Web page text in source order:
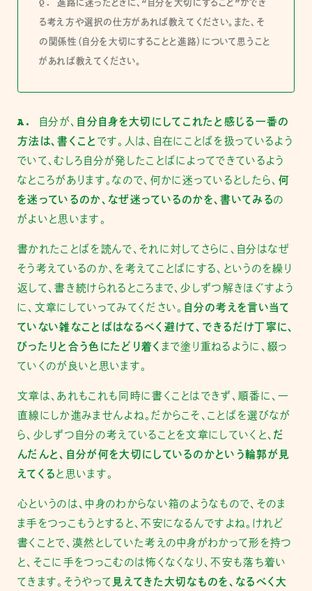
Q. 進路に迷ったときに、“自分を大切にすること”ができ
る考え方や選択の仕方があれば教えてください。また、そ
の関係性（自分を大切にすることと進路）について思うこと
があれば教えてください。
A. 自分が、 自分自身を大切にしてこれたと感じる一番の
方法は、書くことです。人は、自在にことばを扱っているよう
でいて、むしろ自分が発したことばによってできているよう
なところがあります。なので、何かに迷っているとしたら、 何
を迷っているのか、なぜ迷っているのかを、書いてみるの
がよいと思います。
書かれたことばを読んで、それに対してさらに、自分はなぜ
そう考えているのか、を考えてことばにする、というのを繰り
返して、書き続けられるところまで、少しずつ解きほぐすよう
に、文章にしていってみてください。 自分の考えを言い当て
ていない雑なことばはなるべく避けて、できるだけ丁寧に、
ぴったりと合う色にたどり着くまで塗り重ねるように、綴っ
ていくのが良いと思います。
文章は、あれもこれも同時に書くことはできず、順番に、一
直線にしか進みませんよね。だからこそ、ことばを選びなが
ら、少しずつ自分の考えていることを文章にしていくと、だ
んだんと、自分が何を大切にしているのかという輪郭が見
えてくると思います。
心というのは、中身のわからない箱のようなもので、そのま
ま手をつっこもうとすると、不安になるんですよね。けれど
書くことで、漠然としていた考えの中身がわかって形を持つ
と、そこに手をつっこむのは怖くなくなり、不安も落ち着い
てきます。そうやって見えてきた大切なものを、なるべく大